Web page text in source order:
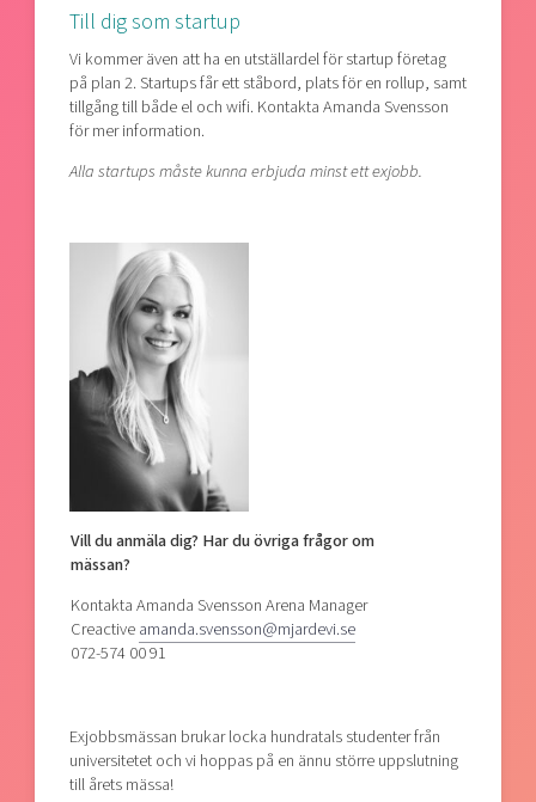
Till dig som startup
Vi kommer även att ha en utställardel för startup företag
på plan 2. Startups får ett ståbord, plats för en rollup, samt
tillgång till både el och wifi. Kontakta Amanda Svensson
för mer information.
Alla startups måste kunna erbjuda minst ett exjobb.
Vill du anmäla dig? Har du övriga frågor om
mässan?
Kontakta Amanda Svensson Arena Manager
Creactiveamanda.svensson@mjardevi.se
072-574 00 91
Exjobbsmässan brukar locka hundratals studenter från
universitetet och vi hoppas på en ännu större uppslutning
till årets mässa!